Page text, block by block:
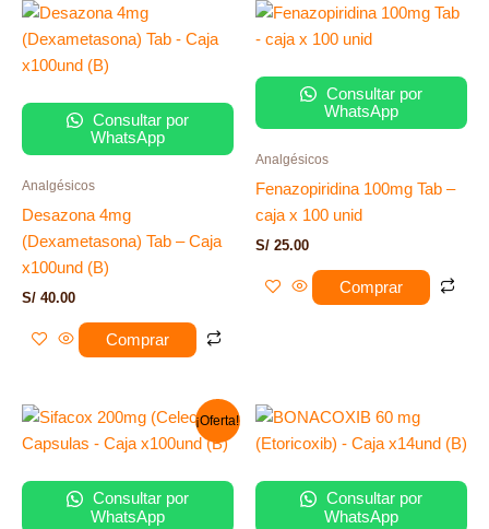
Consultar por
WhatsApp
Analgésicos
Desazona 4mg
(Dexametasona) Tab – Caja
x100und (B)
S/ 40.00
Comprar
Consultar por
WhatsApp
Analgésicos
Fenazopiridina 100mg Tab –
caja x 100 unid
S/ 25.00
Comprar
¡Oferta!
Consultar por
WhatsApp
El
original
El
precio
actual
Consultar por
WhatsApp